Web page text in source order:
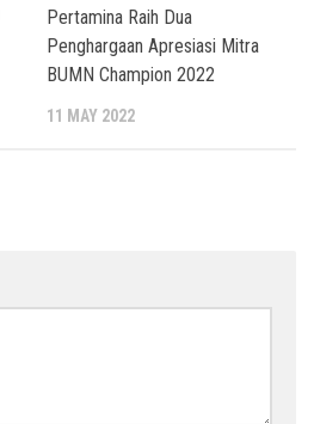
Pertamina Raih Dua
Penghargaan Apresiasi Mitra
BUMN Champion 2022
11 MAY 2022